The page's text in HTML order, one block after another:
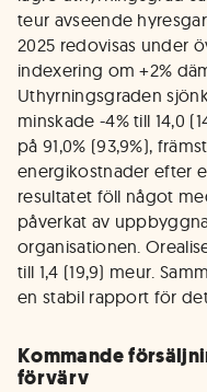
teur avseende
2025 redovisas under
indexering om +2%
Uthyrningsgraden
minskade -4% till 14,0
på 91,0% (93,9%),
energikostnader efter
resultatet föll något
påverkat av
organisationen.
till 1,4 (19,9) meur.
en stabil rapport för
Kommande
förvärv